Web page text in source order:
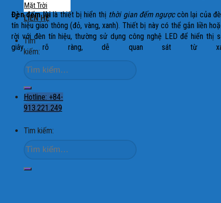
Mặt Trời
LIÊN HỆ
Tìm
kiếm:
Hotline: +84-
913.221.249
Tìm kiếm:
Đèn đếm lùilà thiết bị hiển thị thời gian đếm ngượccòn lại của
tín hiệu giao thông (đỏ, vàng, xanh). Thiết bị này có thể gắn liền
rời với đèn tín hiệu, thường sử dụng công nghệ LED để hiển thị
giây rõ ràng, dễ quan sát từ